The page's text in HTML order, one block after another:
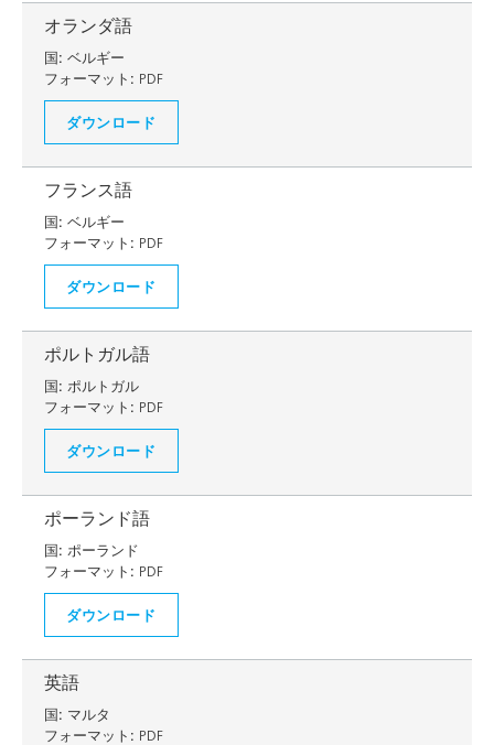
オランダ語
国: ベルギー
フォーマット: PDF
ダウンロード
フランス語
国: ベルギー
フォーマット: PDF
ダウンロード
ポルトガル語
国: ポルトガル
フォーマット: PDF
ダウンロード
ポーランド語
国: ポーランド
フォーマット: PDF
ダウンロード
英語
国: マルタ
フォーマット: PDF